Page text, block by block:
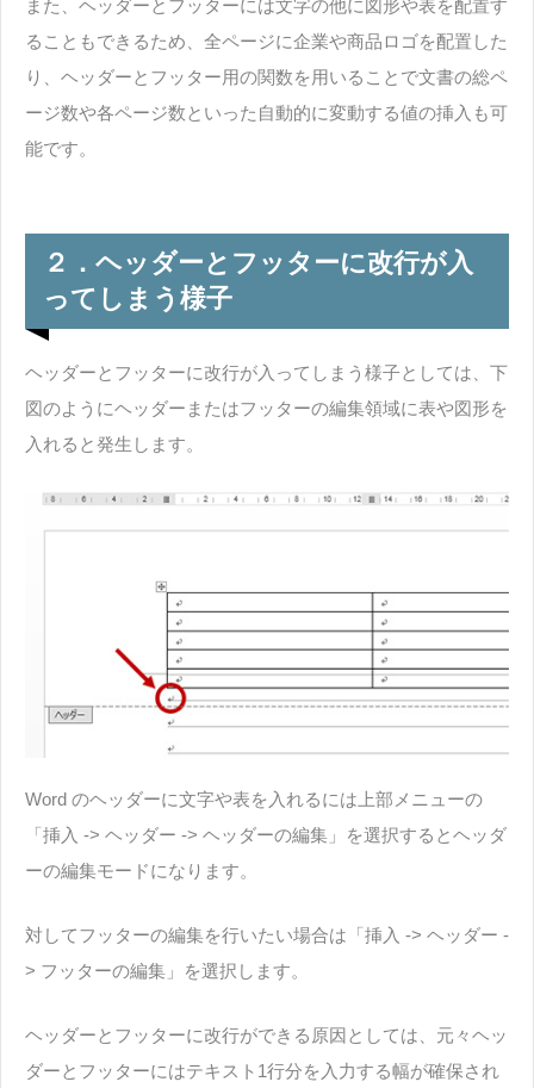
また、ヘッダーとフッターには文字の他に図形や表を配置す
ることもできるため、全ページに企業や商品ロゴを配置した
り、ヘッダーとフッター用の関数を用いることで文書の総ペ
ージ数や各ページ数といった自動的に変動する値の挿入も可
能です。
２．ヘッダーとフッターに改行が入
ってしまう様子
ヘッダーとフッターに改行が入ってしまう様子としては、下
図のようにヘッダーまたはフッターの編集領域に表や図形を
入れると発生します。
Word のヘッダーに文字や表を入れるには上部メニューの
「挿入 -> ヘッダー -> ヘッダーの編集」を選択するとヘッダ
ーの編集モードになります。
対してフッターの編集を行いたい場合は「挿入 -> ヘッダー -
> フッターの編集」を選択します。
ヘッダーとフッターに改行ができる原因としては、元々ヘッ
ダーとフッターにはテキスト1行分を入力する幅が確保され